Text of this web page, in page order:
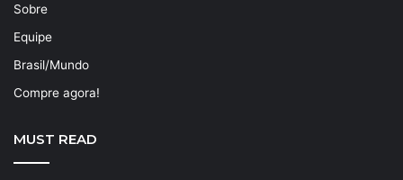
Sobre
Equipe
Brasil/Mundo
Compre agora!
MUST READ